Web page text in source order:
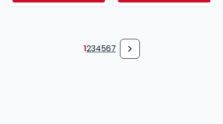
1234567